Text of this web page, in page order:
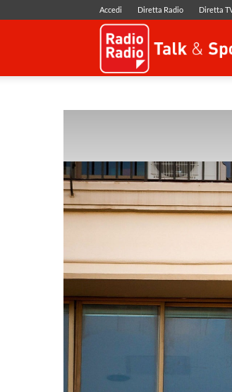
Accedi Diretta Radio Diretta